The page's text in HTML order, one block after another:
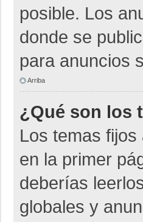
posible. Los
donde se
para anuncios
Arriba
¿Qué son los
Los temas
en la primer
deberías
globales y